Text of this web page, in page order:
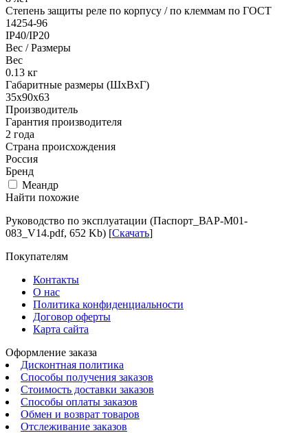
Степень защиты реле по корпусу / по клеммам по ГОСТ
14254-96
IP40/IP20
Вес / Размеры
Вес
0.13 кг
Габаритные размеры (ШхВхГ)
35х90х63
Производитель
Гарантия производителя
2 года
Страна происхождения
Россия
Бренд
Меандр
Найти похожие
Руководство по эксплуатации (Паспорт_ВАР-М01-
083_V14.pdf, 652 Kb) [Скачать]
Покупателям
Контакты
О нас
Политика конфиденциальности
Договор оферты
Карта сайта
Оформление заказа
Дисконтная политика
Способы получения заказов
Стоимость доставки заказов
Способы оплаты заказов
Обмен и возврат товаров
Отслеживание заказов